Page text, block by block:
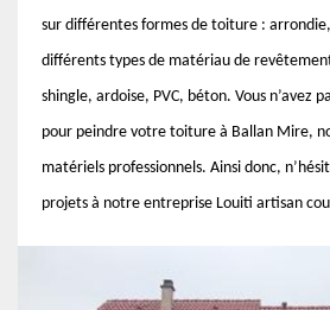
sur différentes formes de toiture :
différents types de matériau de
shingle, ardoise, PVC, béton. Vous n’avez
pour peindre votre toiture à Ballan Mire,
matériels professionnels. Ainsi donc,
projets à notre entreprise Louiti artisan